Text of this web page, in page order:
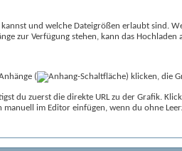
und welche Dateigrößen erlaubt sind.
zur Verfügung stehen, kann das
( ) klicken, die
du zuerst die direkte URL zu der Grafik.
im Editor einfügen, wenn du ohne